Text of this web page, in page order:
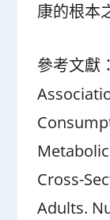
康的根本
參考文獻：
Cross-
Adults.